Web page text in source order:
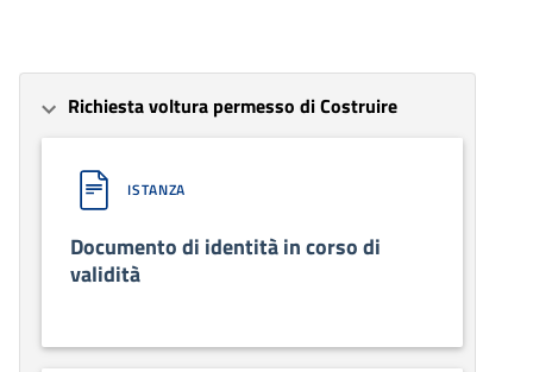
Richiesta voltura permesso di Costruire
ISTANZA
Documento di identità in corso di
validità